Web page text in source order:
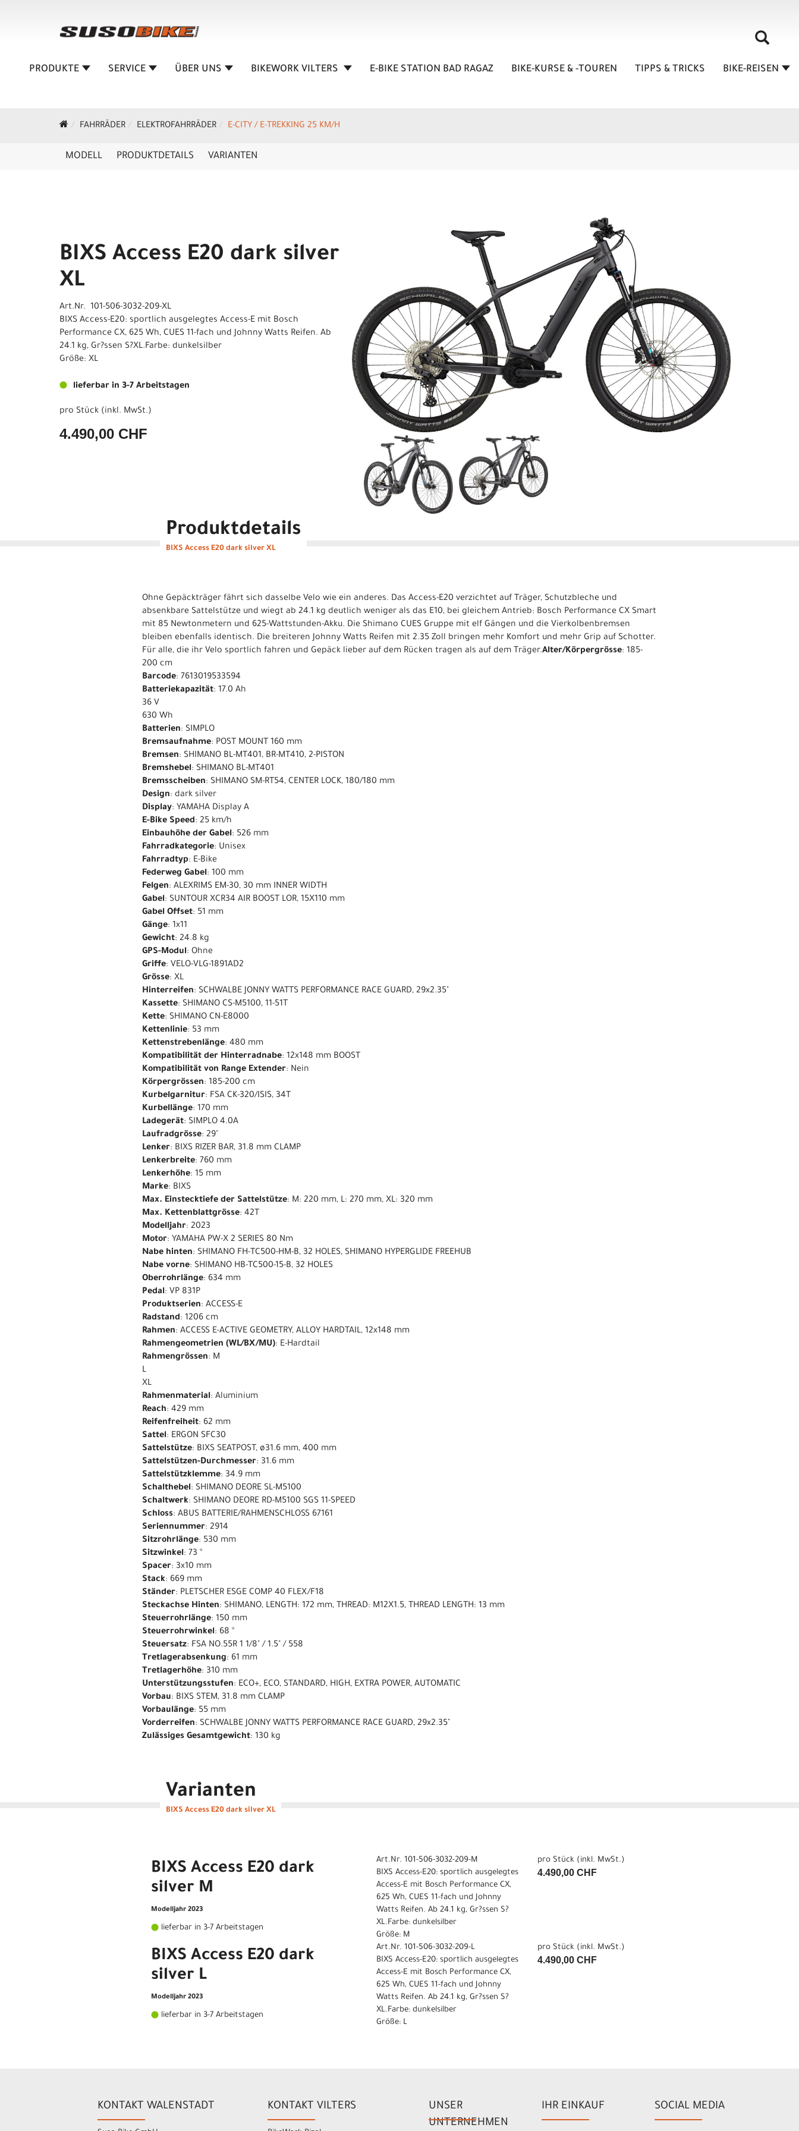
PRODUKTE SERVICE ÜBER UNS BIKEWORK VILTERS E-BIKE STATION BAD RAGAZ BIKE-KURSE & -TOUREN TIPPS & TRICKS BIKE-REISEN
FAHRRÄDER ELEKTROFAHRRÄDER E-CITY / E-TREKKING 25 KM/H
MODELL PRODUKTDETAILS VARIANTEN
BIXS Access E20 dark silver
XL
Art.Nr. 101-506-3032-209-XL
BIXS Access-E20: sportlich ausgelegtes Access-E mit Bosch
Performance CX, 625 Wh, CUES 11-fach und Johnny Watts Reifen. Ab
24.1 kg, Gr?ssen S?XL.Farbe: dunkelsilber
Größe: XL
lieferbar in 3-7 Arbeitstagen
pro Stück (inkl. MwSt.)
4.490,00 CHF
Produktdetails
BIXS Access E20 dark silver XL
Ohne Gepäckträger fährt sich dasselbe Velo wie ein anderes. Das Access-E20 verzichtet auf Träger, Schutzbleche und
absenkbare Sattelstütze und wiegt ab 24.1 kg deutlich weniger als das E10, bei gleichem Antrieb: Bosch Performance CX Smart
mit 85 Newtonmetern und 625-Wattstunden-Akku. Die Shimano CUES Gruppe mit elf Gängen und die Vierkolbenbremsen
bleiben ebenfalls identisch. Die breiteren Johnny Watts Reifen mit 2.35 Zoll bringen mehr Komfort und mehr Grip auf Schotter.
Für alle, die ihr Velo sportlich fahren und Gepäck lieber auf dem Rücken tragen als auf dem Träger.Alter/Körpergrösse: 185-
200 cm
Barcode: 7613019533594
Batteriekapazität: 17.0 Ah
36 V
630 Wh
Batterien: SIMPLO
Bremsaufnahme: POST MOUNT 160 mm
Bremsen: SHIMANO BL-MT401, BR-MT410, 2-PISTON
Bremshebel: SHIMANO BL-MT401
Bremsscheiben: SHIMANO SM-RT54, CENTER LOCK, 180/180 mm
Design: dark silver
Display: YAMAHA Display A
E-Bike Speed: 25 km/h
Einbauhöhe der Gabel: 526 mm
Fahrradkategorie: Unisex
Fahrradtyp: E-Bike
Federweg Gabel: 100 mm
Felgen: ALEXRIMS EM-30, 30 mm INNER WIDTH
Gabel: SUNTOUR XCR34 AIR BOOST LOR, 15X110 mm
Gabel Offset: 51 mm
Gänge: 1x11
Gewicht: 24.8 kg
GPS-Modul: Ohne
Griffe: VELO-VLG-1891AD2
Grösse: XL
Hinterreifen: SCHWALBE JONNY WATTS PERFORMANCE RACE GUARD, 29x2.35"
Kassette: SHIMANO CS-M5100, 11-51T
Kette: SHIMANO CN-E8000
Kettenlinie: 53 mm
Kettenstrebenlänge: 480 mm
Kompatibilität der Hinterradnabe: 12x148 mm BOOST
Kompatibilität von Range Extender: Nein
Körpergrössen: 185-200 cm
Kurbelgarnitur: FSA CK-320/ISIS, 34T
Kurbellänge: 170 mm
Ladegerät: SIMPLO 4.0A
Laufradgrösse: 29"
Lenker: BIXS RIZER BAR, 31.8 mm CLAMP
Lenkerbreite: 760 mm
Lenkerhöhe: 15 mm
Marke: BIXS
Max. Einstecktiefe der Sattelstütze: M: 220 mm, L: 270 mm, XL: 320 mm
Max. Kettenblattgrösse: 42T
Modelljahr: 2023
Motor: YAMAHA PW-X 2 SERIES 80 Nm
Nabe hinten: SHIMANO FH-TC500-HM-B, 32 HOLES, SHIMANO HYPERGLIDE FREEHUB
Nabe vorne: SHIMANO HB-TC500-15-B, 32 HOLES
Oberrohrlänge: 634 mm
Pedal: VP 831P
Produktserien: ACCESS-E
Radstand: 1206 cm
Rahmen: ACCESS E-ACTIVE GEOMETRY, ALLOY HARDTAIL, 12x148 mm
Rahmengeometrien (WL/BX/MU): E-Hardtail
Rahmengrössen: M
L
XL
Rahmenmaterial: Aluminium
Reach: 429 mm
Reifenfreiheit: 62 mm
Sattel: ERGON SFC30
Sattelstütze: BIXS SEATPOST, ø31.6 mm, 400 mm
Sattelstützen-Durchmesser: 31.6 mm
Sattelstützklemme: 34.9 mm
Schalthebel: SHIMANO DEORE SL-M5100
Schaltwerk: SHIMANO DEORE RD-M5100 SGS 11-SPEED
Schloss: ABUS BATTERIE/RAHMENSCHLOSS 67161
Seriennummer: 2914
Sitzrohrlänge: 530 mm
Sitzwinkel: 73 °
Spacer: 3x10 mm
Stack: 669 mm
Ständer: PLETSCHER ESGE COMP 40 FLEX/F18
Steckachse Hinten: SHIMANO, LENGTH: 172 mm, THREAD: M12X1.5, THREAD LENGTH: 13 mm
Steuerrohrlänge: 150 mm
Steuerrohrwinkel: 68 °
Steuersatz: FSA NO.55R 1 1/8" / 1.5" / 558
Tretlagerabsenkung: 61 mm
Tretlagerhöhe: 310 mm
Unterstützungsstufen: ECO+, ECO, STANDARD, HIGH, EXTRA POWER, AUTOMATIC
Vorbau: BIXS STEM, 31.8 mm CLAMP
Vorbaulänge: 55 mm
Vorderreifen: SCHWALBE JONNY WATTS PERFORMANCE RACE GUARD, 29x2.35"
Zulässiges Gesamtgewicht: 130 kg
Varianten
BIXS Access E20 dark silver XL
BIXS Access E20 dark
silver M
Modelljahr 2023
lieferbar in 3-7 Arbeitstagen
Art.Nr. 101-506-3032-209-M
BIXS Access-E20: sportlich ausgelegtes
Access-E mit Bosch Performance CX,
625 Wh, CUES 11-fach und Johnny
Watts Reifen. Ab 24.1 kg, Gr?ssen S?
XL.Farbe: dunkelsilber
Größe: M
pro Stück (inkl. MwSt.)
4.490,00 CHF
BIXS Access E20 dark
silver L
Modelljahr 2023
lieferbar in 3-7 Arbeitstagen
Art.Nr. 101-506-3032-209-L
BIXS Access-E20: sportlich ausgelegtes
Access-E mit Bosch Performance CX,
625 Wh, CUES 11-fach und Johnny
Watts Reifen. Ab 24.1 kg, Gr?ssen S?
XL.Farbe: dunkelsilber
Größe: L
pro Stück (inkl. MwSt.)
4.490,00 CHF
KONTAKT WALENSTADT KONTAKT VILTERS
UNSER
UNTERNEHMEN
IHR EINKAUF SOCIAL MEDIA